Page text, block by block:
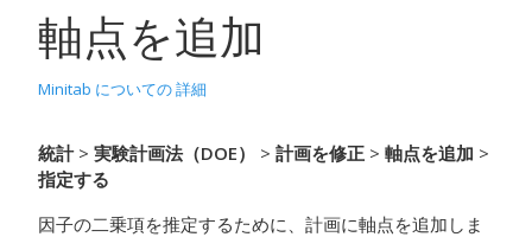
軸点を追加
Minitab についての 詳細
統計> 実験計画法（DOE） > 計画を修正 > 軸点を追加 >
指定する
因子の二乗項を推定するために、計画に軸点を追加しま